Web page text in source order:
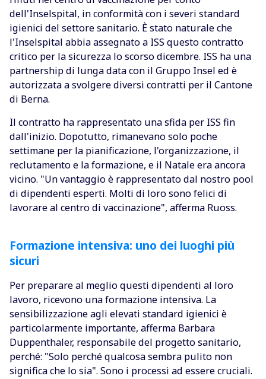
dell'Inselspital, in conformità con i severi standard
igienici del settore sanitario. È stato naturale che
l'Inselspital abbia assegnato a ISS questo contratto
critico per la sicurezza lo scorso dicembre. ISS ha una
partnership di lunga data con il Gruppo Insel ed è
autorizzata a svolgere diversi contratti per il Cantone
di Berna.
Il contratto ha rappresentato una sfida per ISS fin
dall'inizio. Dopotutto, rimanevano solo poche
settimane per la pianificazione, l'organizzazione, il
reclutamento e la formazione, e il Natale era ancora
vicino. "Un vantaggio è rappresentato dal nostro pool
di dipendenti esperti. Molti di loro sono felici di
lavorare al centro di vaccinazione", afferma Ruoss.
Formazione intensiva: uno dei luoghi più
sicuri
Per preparare al meglio questi dipendenti al loro
lavoro, ricevono una formazione intensiva. La
sensibilizzazione agli elevati standard igienici è
particolarmente importante, afferma Barbara
Duppenthaler, responsabile del progetto sanitario,
perché: "Solo perché qualcosa sembra pulito non
significa che lo sia". Sono i processi ad essere cruciali.